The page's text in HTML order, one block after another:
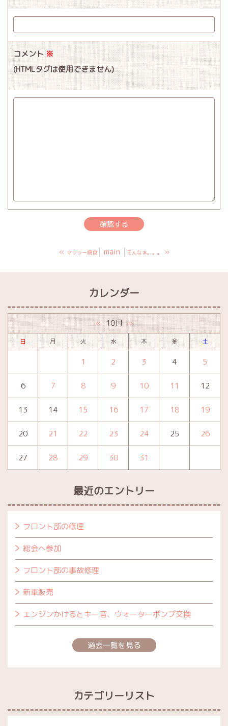
コメント※
(HTMLタグは使用できません)
« マフラー腐食 main そんなぁ。。。 »
カレンダー
« 10月 »
日 月 火 水 木 金 土
1 2 3 4 5
6 7 8 9 10 11 12
13 14 15 16 17 18 19
20 21 22 23 24 25 26
27 28 29 30 31
最近のエントリー
フロント部の修理
総会へ参加
フロント部の事故修理
新車販売
エンジンかけるとキー音、ウォーターポンプ交換
過去一覧を見る
カテゴリーリスト